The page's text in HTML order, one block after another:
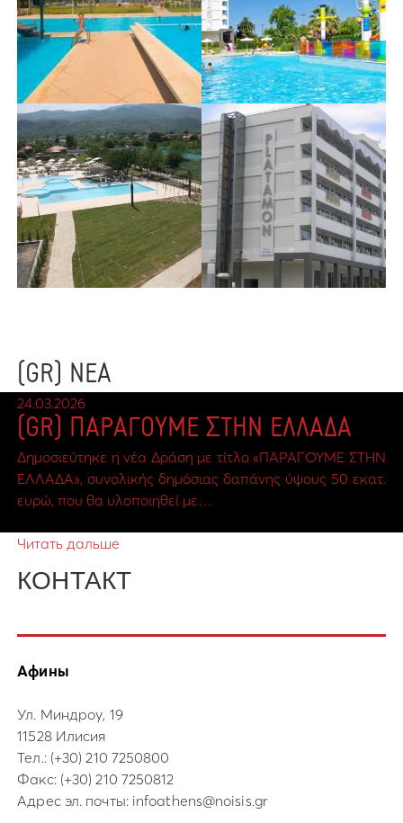
(GR) ΝΕΑ
24.03.2026
(GR) ΠΑΡΑΓΟΥΜΕ ΣΤΗΝ ΕΛΛΑΔΑ
Δημοσιεύτηκε η νέα Δράση με τίτλο «ΠΑΡΑΓΟΥΜΕ ΣΤΗΝ
ΕΛΛΑΔΑ», συνολικής δημόσιας δαπάνης ύψους 50 εκατ.
ευρώ, που θα υλοποιηθεί με…
Читать дальше
КОНТАКТ
Афины
Ул. Миндроу, 19
11528 Илисия
Тел.: (+30) 210 7250800
Факс: (+30) 210 7250812
Адрес эл. почты: infoathens@noisis.gr